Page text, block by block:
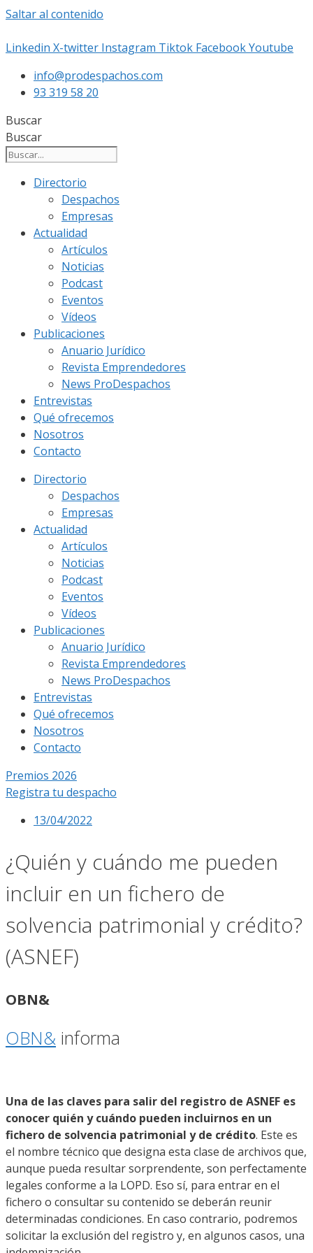
Saltar al contenido
Linkedin X-twitter Instagram Tiktok FacebookYoutube
info@prodespachos.com
93 319 58 20
Buscar
Buscar
Directorio
Despachos
Empresas
Actualidad
Artículos
Noticias
Podcast
Eventos
Vídeos
Publicaciones
Anuario Jurídico
Revista Emprendedores
News ProDespachos
Entrevistas
Qué ofrecemos
Nosotros
Contacto
Directorio
Despachos
Empresas
Actualidad
Artículos
Noticias
Podcast
Eventos
Vídeos
Publicaciones
Anuario Jurídico
Revista Emprendedores
News ProDespachos
Entrevistas
Qué ofrecemos
Nosotros
Contacto
Premios 2026
Registra tu despacho
13/04/2022
¿Quién y cuándo me pueden
incluir en un fichero de
solvencia patrimonial y crédito?
(ASNEF)
OBN&
OBN& informa
Una de las claves para salir del registro de ASNEF es
conocer quién y cuándo pueden incluirnos en un
fichero de solvencia patrimonial y de crédito. Este es
el nombre técnico que designa esta clase de archivos que,
aunque pueda resultar sorprendente, son perfectamente
legales conforme a la LOPD. Eso sí, para entrar en el
fichero o consultar su contenido se deberán reunir
determinadas condiciones. En caso contrario, podremos
solicitar la exclusión del registro y, en algunos casos, una